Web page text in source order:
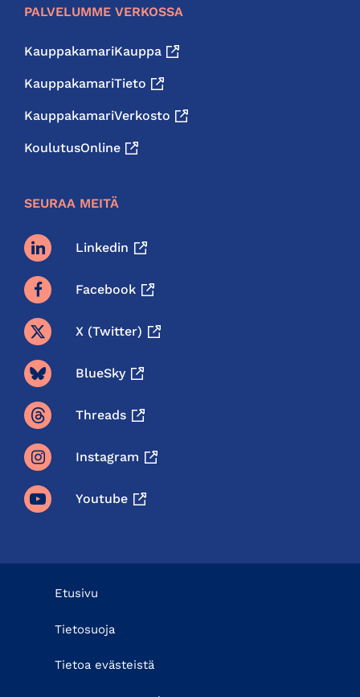
PALVELUMME VERKOSSA
KauppakamariKauppa
KauppakamariTieto
KauppakamariVerkosto
KoulutusOnline
SEURAA MEITÄ
Linkedin
Facebook
X (twitter)
BlueSky
Threads
Instagram
Youtube
Etusivu
Tietosuoja
Tietoa evästeistä